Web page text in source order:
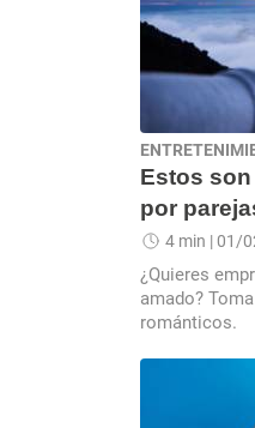
Estos
por
4 min | 01/
¿Quieres
amado?
románticos.